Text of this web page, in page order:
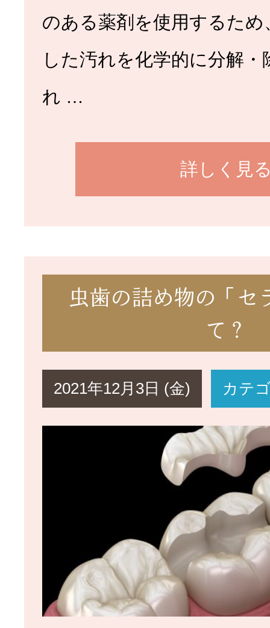
小児歯科 子供の矯
のある薬剤を使用するた
した汚れを化学的に分解
れ …
詳しく見
虫歯の詰め物の「セ
て？
2021年12月3日 (金) カテ